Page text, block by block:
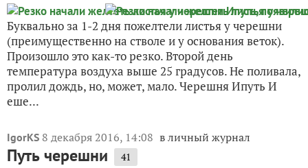
Буквально за 1-2 дня пожелтели листья у черешни
(преимущественно на стволе и у основания веток).
Произошло это как-то резко. Второй день
температура воздуха выше 25 градусов. Не поливала,
пролил дождь, но, может, мало. Черешня Ипуть И
еше...
IgorKS 8 декабря 2016, 14:08 в личный журнал
Путь черешни 41